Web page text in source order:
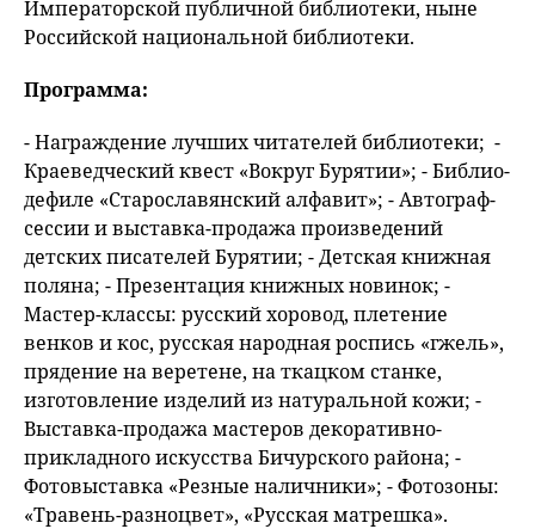
Императорской публичной библиотеки, ныне
Российской национальной библиотеки.
Программа:
- Награждение лучших читателей библиотеки; -
Краеведческий квест «Вокруг Бурятии»; - Библио-
дефиле «Старославянский алфавит»; - Автограф-
сессии и выставка-продажа произведений
детских писателей Бурятии; - Детская книжная
поляна; - Презентация книжных новинок; -
Мастер-классы: русский хоровод, плетение
венков и кос, русская народная роспись «гжель»,
прядение на веретене, на ткацком станке,
изготовление изделий из натуральной кожи; -
Выставка-продажа мастеров декоративно-
прикладного искусства Бичурского района; -
Фотовыставка «Резные наличники»; - Фотозоны:
«Травень-разноцвет», «Русская матрешка».